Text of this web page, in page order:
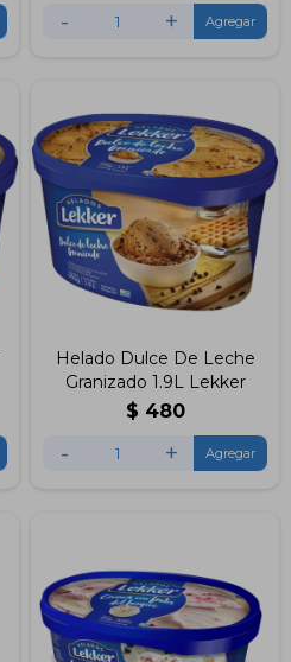
- +
Helado Dulce De Leche
Granizado 1.9L Lekker
$ 480
- +